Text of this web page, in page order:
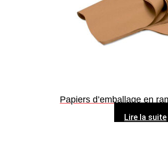
Papiers d’emballage en
Lire la suite